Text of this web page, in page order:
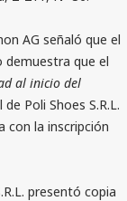
AG señaló que el
que el
al inicio del
Poli Shoes S.R.L.
con la inscripción
presentó copia